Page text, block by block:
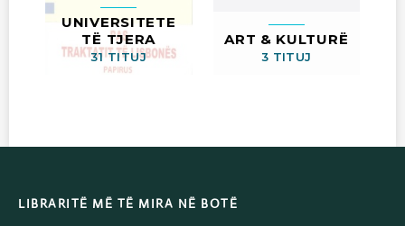
UNIVERSITETE
TË TJERA
31 TITUJ
ART & KULTURË
3 TITUJ
LIBRARITË MË TË MIRA NË BOTË